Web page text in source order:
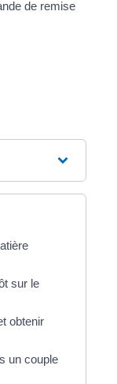
de remise
sur le
obtenir
un couple